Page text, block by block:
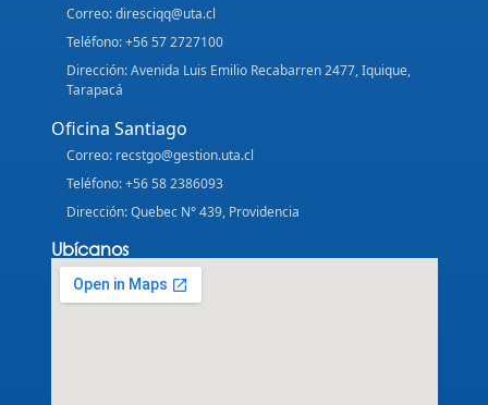
Correo: diresciqq@uta.cl
Teléfono: +56 57 2727100
Dirección: Avenida Luis Emilio Recabarren 2477, Iquique,
Tarapacá
Oficina Santiago
Correo: recstgo@gestion.uta.cl
Teléfono: +56 58 2386093
Dirección: Quebec N° 439, Providencia
Ubícanos